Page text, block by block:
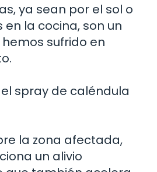
ya sean por el sol o
la cocina, son un
sufrido en
spray de caléndula
la zona afectada,
un alivio